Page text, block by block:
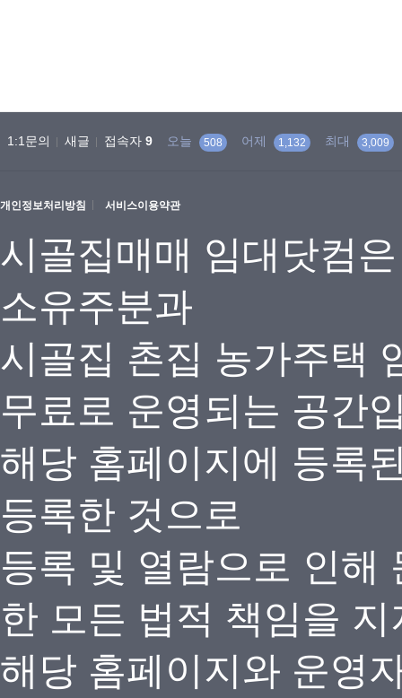
1:1문의 새글 접속자 9 오늘 508 어제 1,132 최대 3,009
개인정보처리방침 서비스이용약관
시골집매매 임대닷컴
소유주분과
시골집 촌집 농가주택
무료로 운영되는 공간
해당 홈페이지에 등록
등록한 것으로
등록 및 열람으로 인해
한 모든 법적 책임을
해당 홈페이지와 운영